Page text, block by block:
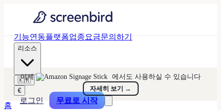
기능연동플랫폼업종요금문의하기
리소스
🇰🇷
€
로그인 무료로 시작
이제
에서도 사용하실 수 있습니다
자세히 보기 →
홈